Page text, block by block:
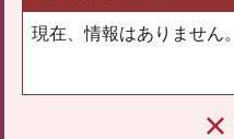
現在、情報はありません。